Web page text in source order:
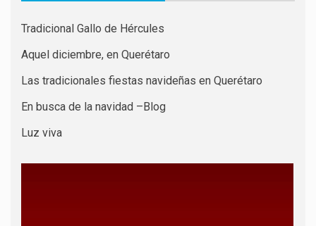
Tradicional Gallo de Hércules
Aquel diciembre, en Querétaro
Las tradicionales fiestas navideñas en Querétaro
En busca de la navidad –Blog
Luz viva